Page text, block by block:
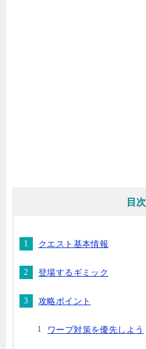
目次
クエスト基本情報
登場するギミック
攻略ポイント
ワープ対策を優先しよう